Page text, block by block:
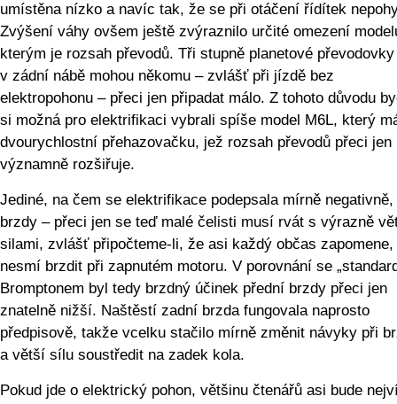
umístěna nízko a navíc tak, že se při otáčení řídítek
Zvýšení váhy ovšem ještě zvýraznilo určité omezení
kterým je rozsah převodů. Tři stupně planetové převodovky
v zádní nábě mohou někomu – zvlášť při jízdě bez
elektropohonu – přeci jen připadat málo. Z tohoto důvodu
si možná pro elektrifikaci vybrali spíše model M6L, který
dvourychlostní přehazovačku, jež rozsah převodů přeci jen
významně rozšiřuje.
Jediné, na čem se elektrifikace podepsala mírně negativně,
brzdy – přeci jen se teď malé čelisti musí rvát s výrazně
silami, zvlášť připočteme-li, že asi každý občas zapomene,
nesmí brzdit při zapnutém motoru. V porovnání se
Bromptonem byl tedy brzdný účinek přední brzdy přeci jen
znatelně nižší. Naštěstí zadní brzda fungovala naprosto
předpisově, takže vcelku stačilo mírně změnit návyky při
a větší sílu soustředit na zadek kola.
Pokud jde o elektrický pohon, většinu čtenářů asi bude